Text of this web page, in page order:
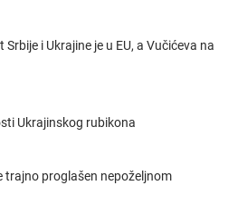
i Ukrajine je u EU, a Vučićeva na
Ukrajinskog rubikona
trajno proglašen nepoželjnom